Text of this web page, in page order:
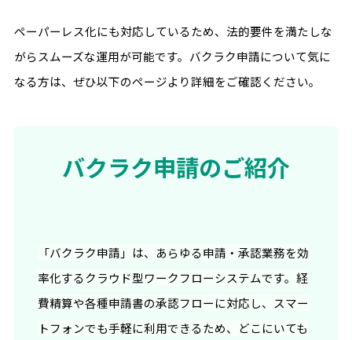
ペーパーレス化にも対応しているため、法的要件を満たしな
がらスムーズな運用が可能です。バクラク申請について気に
なる方は、ぜひ以下のページより詳細をご確認ください。
バクラク申請のご紹介
「バクラク申請」は、あらゆる申請・承認業務を効
率化するクラウド型ワークフローシステムです。経
費精算や各種申請書の承認フローに対応し、スマー
トフォンでも手軽に利用できるため、どこにいても